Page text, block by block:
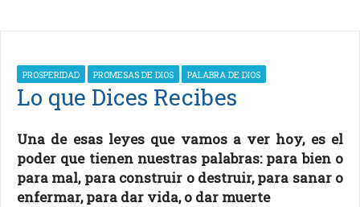
PROSPERIDAD PROMESAS DE DIOS PALABRA DE DIOS
Lo que Dices Recibes
Una de esas leyes que vamos a ver hoy, es el
poder que tienen nuestras palabras: para bien o
para mal, para construir o destruir, para sanar o
enfermar, para dar vida, o dar muerte